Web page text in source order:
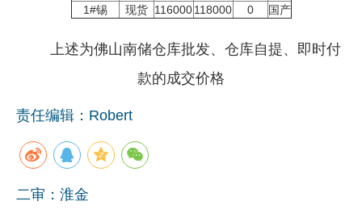
1#锡
现货 116000118000 0 国产
上述为佛山南储仓库批发、仓库自提、即时付
款的成交价格
责任编辑：Robert
二审：淮金